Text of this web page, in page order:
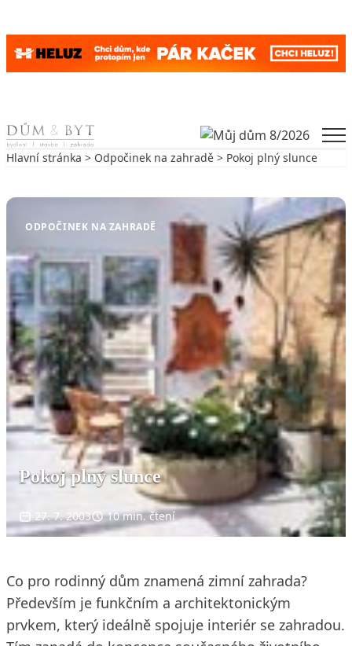
Skip to content
Hlavní stránka > Odpočinek na zahradě > Pokoj plný slunce
ODPOČINEK NA ZAHRADĚ
Pokoj plný slunce
27. 7. 2003 10 min. čtení
Co pro rodinný dům znamená zimní zahrada?
Především je funkčním a architektonickým
prvkem, který ideálně spojuje interiér se zahradou.